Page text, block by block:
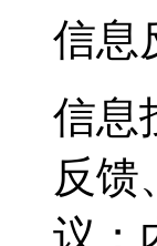
信息
信息
反馈